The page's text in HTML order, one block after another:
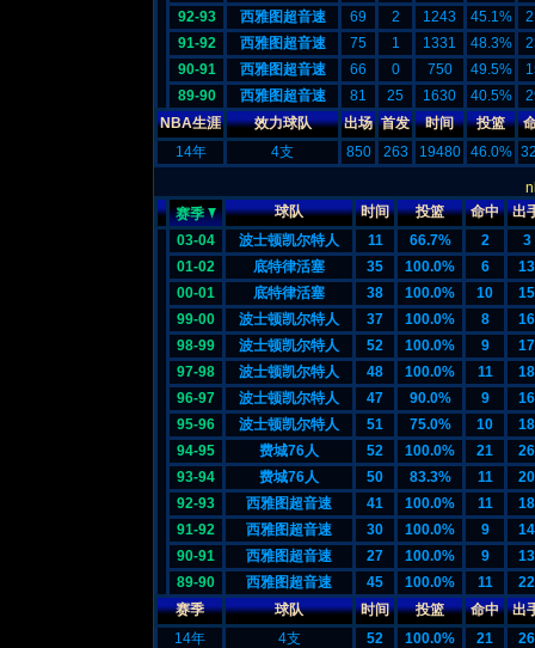
92-93
西雅图超音速 69 2 1243 45.1%
91-92
西雅图超音速 75 1 1331 48.3%
90-91
西雅图超音速 66 0 750 49.5%
89-90
西雅图超音速 81 25 1630 40.5%
NBA生涯
效力球队 出场 首发 时间 投篮
14年
4支 850 263 19480 46.0%
赛季
球队 时间 投篮 命中
出
03-04
波士顿凯尔特人 11 66.7% 2
3
01-02
底特律活塞 35 100.0% 6
13
00-01
底特律活塞 38 100.0% 10
15
99-00
波士顿凯尔特人 37 100.0% 8
16
98-99
波士顿凯尔特人 52 100.0% 9
17
97-98
波士顿凯尔特人 48 100.0% 11
18
96-97
波士顿凯尔特人 47 90.0% 9
16
95-96
波士顿凯尔特人 51 75.0% 10
18
94-95
费城76人 52 100.0% 21
26
93-94
费城76人 50 83.3% 11
20
92-93
西雅图超音速 41 100.0% 11
18
91-92
西雅图超音速 30 100.0% 9
14
90-91
西雅图超音速 27 100.0% 9
13
89-90
西雅图超音速 45 100.0% 11
22
赛季
球队 时间 投篮 命中
出
14年
4支 52 100.0% 21 26